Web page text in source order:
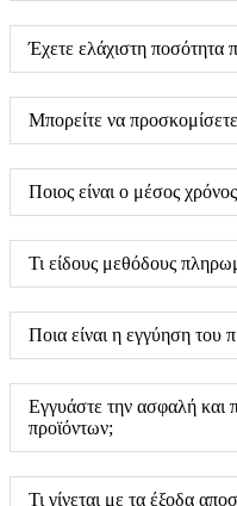
Έχετε ελάχιστη ποσότητα
Μπορείτε να
Ποιος είναι ο μέσος
Τι είδους μεθόδους
Ποια είναι η εγγύηση του
Εγγυάστε την ασφαλή και
προϊόντων;
Τι γίνεται με τα έξοδα